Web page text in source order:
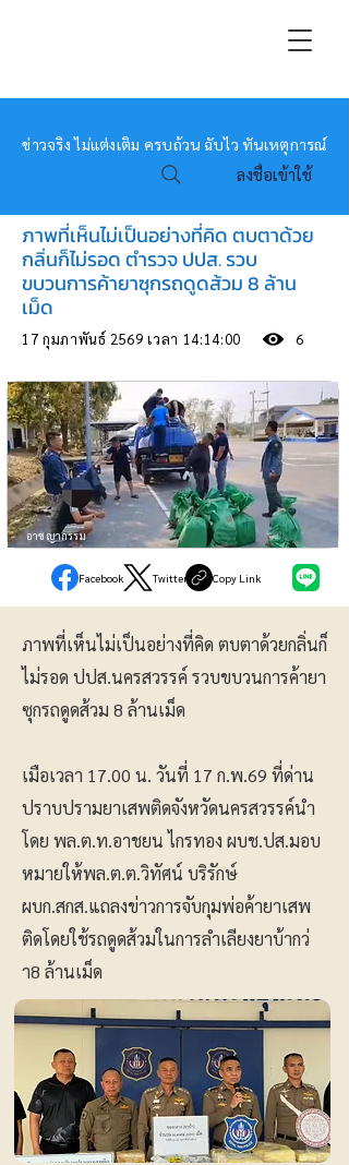
หมอข่าว
ข่าวจริง ไม่แต่งเติม ครบถ้วน ฉับไว ทันเหตุการณ์
ลงชื่อเข้าใช้
ภาพที่เห็นไม่เป็นอย่างที่คิด ตบตาด้วย
กลิ่นก็ไม่รอด ตำรวจ ปปส. รวบ
ขบวนการค้ายาซุกรถดูดส้วม 8 ล้าน
เม็ด
17 กุมภาพันธ์ 2569 เวลา 14:14:00 6
อาชญากรรม
Facebook Twitter Copy Link
ภาพที่เห็นไม่เป็นอย่างที่คิด ตบตาด้วยกลิ่นก็
ไม่รอด ปปส.นครสวรรค์ รวบขบวนการค้ายา
ซุกรถดูดส้วม 8 ล้านเม็ด
เมือเวลา 17.00 น. วันที่ 17 ก.พ.69 ที่ด่าน
ปราบปรามยาเสพติดจังหวัดนครสวรรค์นำ
โดย พล.ต.ท.อาชยน ไกรทอง ผบช.ปส.มอบ
หมายให้พล.ต.ต.วิทัศน์ บริรักษ์
ผบก.สกส.แถลงข่าวการจับกุมพ่อค้ายาเสพ
ติดโดยใช้รถดูดส้วมในการลำเลียงยาบ้ากว่
า8 ล้านเม็ด